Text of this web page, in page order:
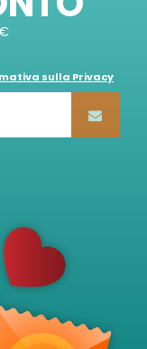
sulla Privacy